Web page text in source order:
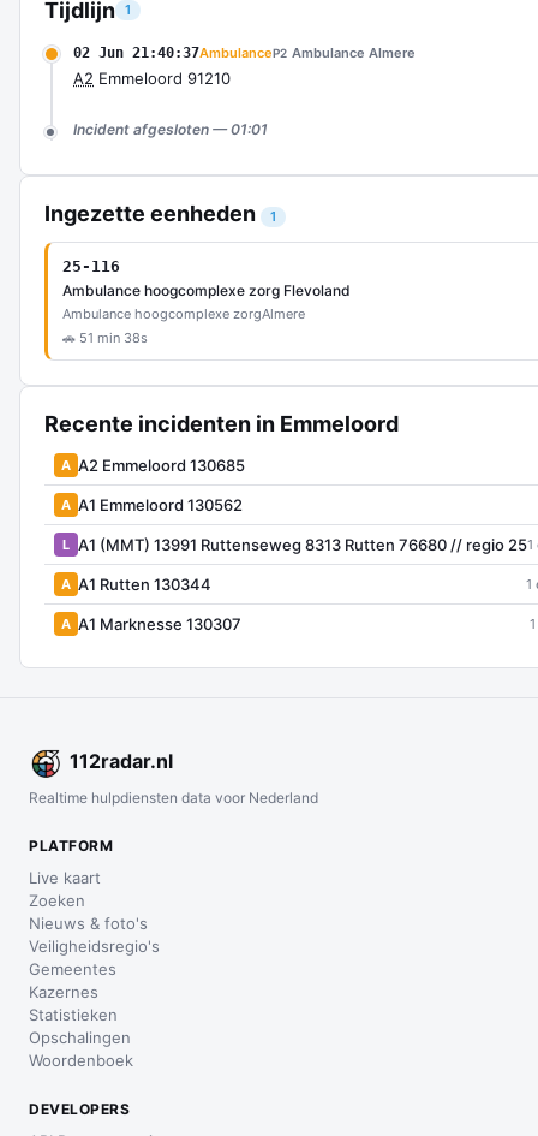
Tijdlijn 1
02 Jun 21:40:37AmbulanceP2 Ambulance Almere
A2 Emmeloord 91210
Incident afgesloten — 01:01
Ingezette eenheden 1
25-116
Ambulance hoogcomplexe zorg Flevoland
Ambulance hoogcomplexe zorgAlmere
🚗 51 min 38s
Recente incidenten in Emmeloord
A A2 Emmeloord 130685
A A1 Emmeloord 130562
L A1 (MMT) 13991 Ruttenseweg 8313 Rutten 76680 // regio 251
A A1 Rutten 130344 1
A A1 Marknesse 130307
112radar.nl
Realtime hulpdiensten data voor Nederland
PLATFORM
Live kaart
Zoeken
Nieuws & foto's
Veiligheidsregio's
Gemeentes
Kazernes
Statistieken
Opschalingen
Woordenboek
DEVELOPERS